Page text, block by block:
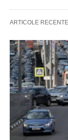
ARTICOLE RECENTE